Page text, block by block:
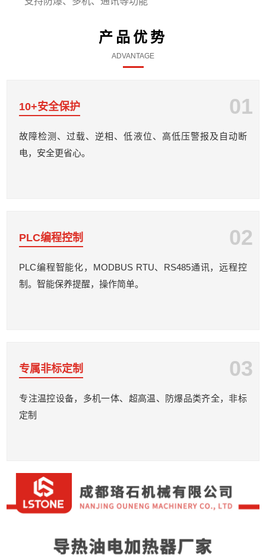
产品优势
ADVANTAGE
10+安全保护 01
故障检测、过载、逆相、低液位、高低压警报及自动断
电，安全更省心。
PLC编程控制 02
PLC编程智能化，MODBUS RTU、RS485通讯，远程控
制。智能保养提醒，操作简单。
专属非标定制 03
专注温控设备，多机一体、超高温、防爆品类齐全，非标
定制